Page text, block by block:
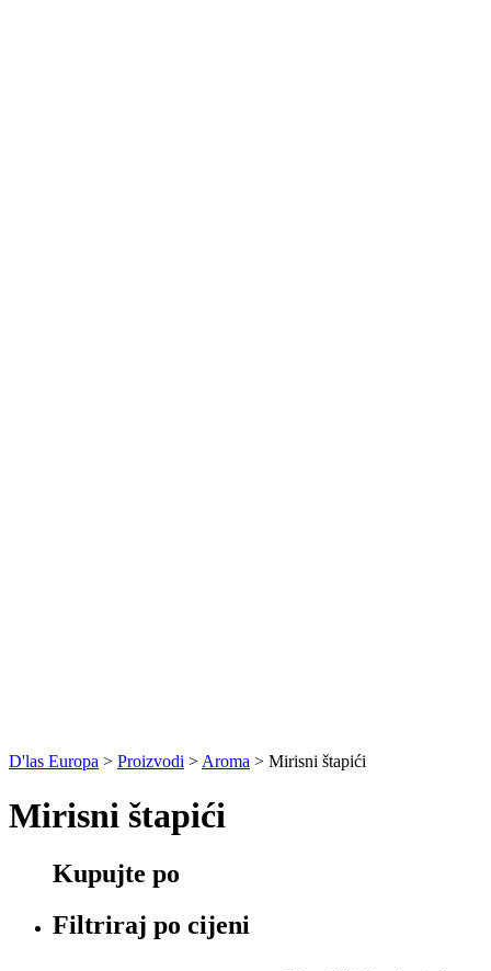
D'las Europa > Proizvodi >Aroma > Mirisni štapići
Mirisni štapići
Kupujte po
Filtriraj po cijeni